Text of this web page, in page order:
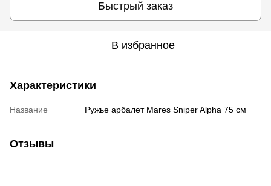
Быстрый заказ
В избранное
Характеристики
Название Ружье арбалет Mares Sniper Alpha 75 см
Отзывы